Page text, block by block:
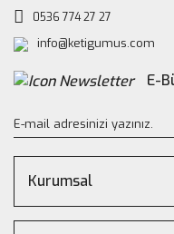
0536 774 27 27
info@ketigumus.com
E-
Kurumsal